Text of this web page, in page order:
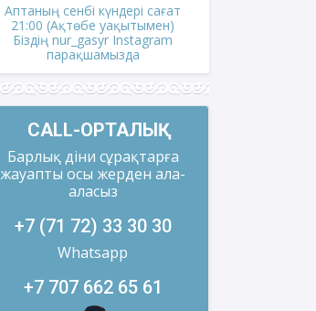
Аптаның сенбі күндері сағат
21:00 (Ақтөбе уақытымен)
Біздің nur_gasyr Instagram
парақшамызда
CALL-ОРТАЛЫҚ
Барлық діни сұрақтарға
жауапты осы жерден ала-
аласыз
+7 (71 72) 33 30 30
Whatsapp
+7 707 662 65 61